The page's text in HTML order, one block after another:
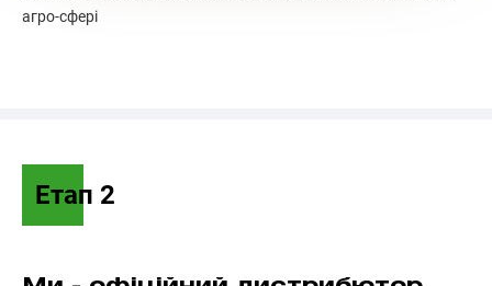
агро-сфері
Етап 2